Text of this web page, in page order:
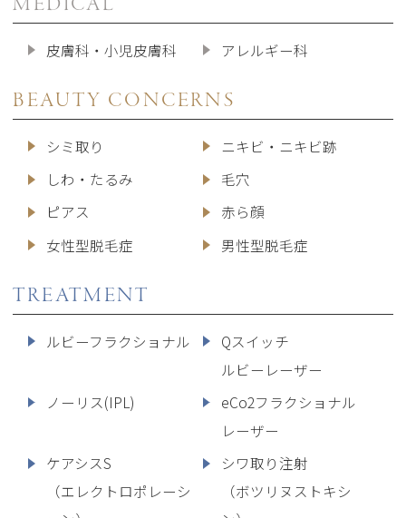
MEDICAL
皮膚科・小児皮膚科 アレルギー科
BEAUTY CONCERNS
シミ取り
ニキビ・ニキビ跡
しわ・たるみ
毛穴
ピアス
赤ら顔
女性型脱毛症
男性型脱毛症
TREATMENT
ルビーフラクショナル
Qスイッチ
ルビーレーザー
ノーリス(IPL)
eCo2フラクショナル
レーザー
ケアシスS
（エレクトロポレーシ
シワ取り注射
（ボツリヌストキシ